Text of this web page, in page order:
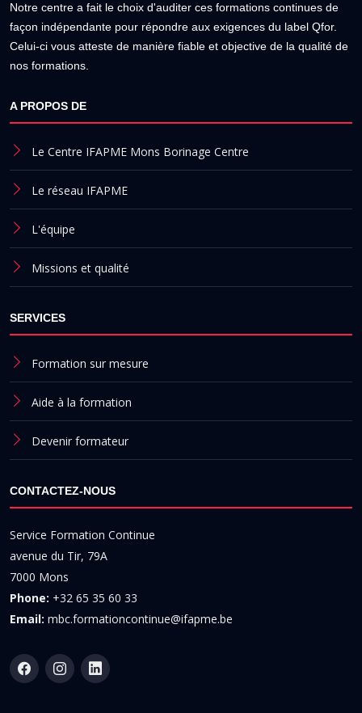
Notre centre a fait le choix d'auditer ces formations continues de
façon indépendante pour répondre aux exigences du label Qfor.
Celui-ci vous atteste de manière fiable et objective de la qualité de
nos formations.
A PROPOS DE
Le Centre IFAPME Mons Borinage Centre
Le réseau IFAPME
L'équipe
Missions et qualité
SERVICES
Formation sur mesure
Aide à la formation
Devenir formateur
CONTACTEZ-NOUS
Service Formation Continue
avenue du Tir, 79A
7000 Mons
Phone: +32 65 35 60 33
Email: mbc.formationcontinue@ifapme.be